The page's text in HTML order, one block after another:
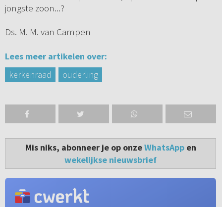
jongste zoon...?
Ds. M. M. van Campen
Lees meer artikelen over:
kerkenraad
ouderling
Mis niks, abonneer je op onzeWhatsAppen
wekelijkse nieuwsbrief